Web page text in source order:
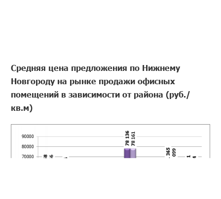
Средняя цена предложения по Нижнему
Новгороду на рынке продажи офисных
помещений в зависимости от района (руб./
кв.м)